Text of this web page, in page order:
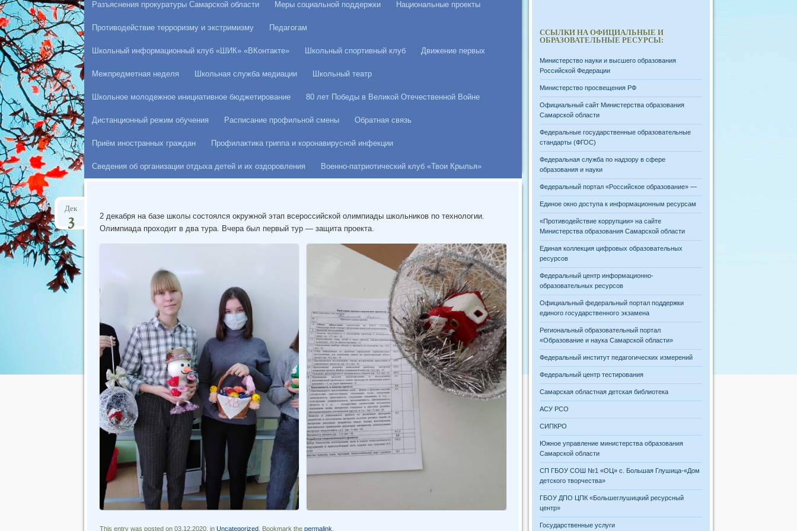
Разъяснения прокуратуры Самарской области Меры социальной поддержки Национальные проекты
Противодействие терроризму и экстримизму Педагогам
Школьный информационный клуб «ШИК» «ВКонтакте» Школьный спортивный клуб Движение первых
Межпредметная неделя Школьная служба медиации Школьный театр
Школьное молодежное инициативное бюджетирование 80 лет Победы в Великой Отечественной Войне
Дистанционный режим обучения Расписание профильной смены Обратная связь
Приём иностранных граждан Профилактика гриппа и коронавирусной инфекции
Сведения об организации отдыха детей и их оздоровления Военно-патриотический клуб «Твои Крылья»
Дек
3
2 декабря на базе школы состоялся окружной этап всероссийской олимпиады школьников по технологии.
Олимпиада проходит в два тура. Вчера был первый тур — защита проекта.
This entry was posted on 03.12.2020, in Uncategorized. Bookmark the permalink
ССЫЛКИ НА ОФИЦИАЛЬНЫЕ И
ОБРАЗОВАТЕЛЬНЫЕ РЕСУРСЫ:
Министерство науки и высшего образования
Российской Федерации
Министерство просвещения РФ
Официальный сайт Министерства образования
Самарской области
Федеральные государственные образовательные
стандарты (ФГОС)
Федеральная служба по надзору в сфере
образования и науки
Федеральный портал «Российское образование» —
Единое окно доступа к информационным ресурсам
«Противодействие коррупции» на сайте
Министерства образования Самарской области
Единая коллекция цифровых образовательных
ресурсов
Федеральный центр информационно-
образовательных ресурсов
Официальный федеральный портал поддержки
единого государственного экзамена
Региональный образовательный портал
«Образование и наука Самарской области»
Федеральный институт педагогических измерений
Федеральный центр тестирования
Самарская областная детская библиотека
АСУ РСО
СИПКРО
Южное управление министерства образования
Самарской области
СП ГБОУ СОШ №1 «ОЦ» с. Большая Глушица-«Дом
детского творчества»
ГБОУ ДПО ЦПК «Большеглушицкий ресурсный
центр»
Государственные услуги